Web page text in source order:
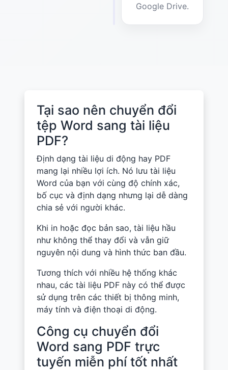
Google Drive.
Tại sao nên chuyển đổi
tệp Word sang tài liệu
PDF?
Định dạng tài liệu di động hay PDF
mang lại nhiều lợi ích. Nó lưu tài liệu
Word của bạn với cùng độ chính xác,
bố cục và định dạng nhưng lại dễ dàng
chia sẻ với người khác.
Khi in hoặc đọc bản sao, tài liệu hầu
như không thể thay đổi và vẫn giữ
nguyên nội dung và hình thức ban đầu.
Tương thích với nhiều hệ thống khác
nhau, các tài liệu PDF này có thể được
sử dụng trên các thiết bị thông minh,
máy tính và điện thoại di động.
Công cụ chuyển đổi
Word sang PDF trực
tuyến miễn phí tốt nhất